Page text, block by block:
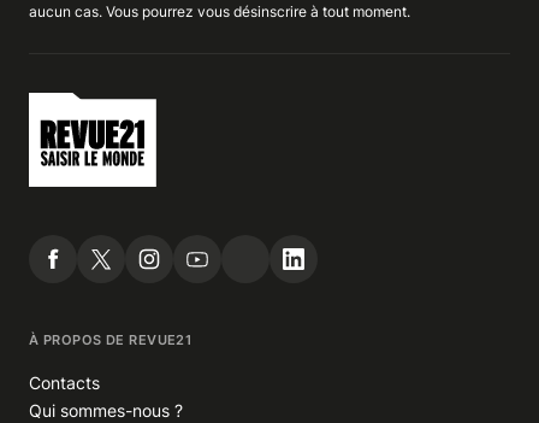
aucun cas. Vous pourrez vous désinscrire à tout moment.
À PROPOS DE REVUE21
Contacts
Qui sommes-nous ?